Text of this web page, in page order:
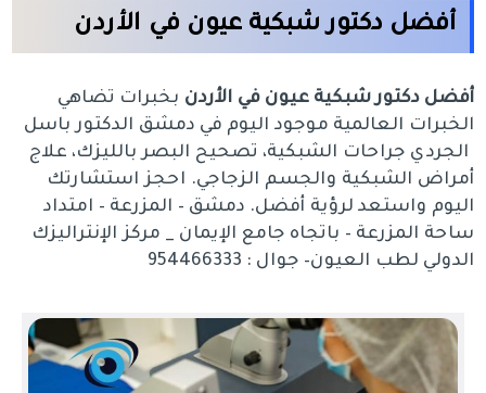
أفضل دكتور شبكية عيون في الأردن
أفضل دكتور شبكية عيون في الأردن بخبرات تضاهي
الخبرات العالمية موجود اليوم في دمشق الدكتور باسل
الجردي جراحات الشبكية، تصحيح البصر بالليزك، علاج
أمراض الشبكية والجسم الزجاجي. احجز استشارتك
اليوم واستعد لرؤية أفضل. دمشق – المزرعة – امتداد
ساحة المزرعة – باتجاه جامع الإيمان _ مركز الإنتراليزك
الدولي لطب العيون– جوال : 954466333